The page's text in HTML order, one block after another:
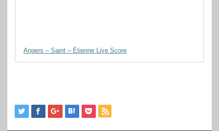
Angers – Saint – Étienne Live Score